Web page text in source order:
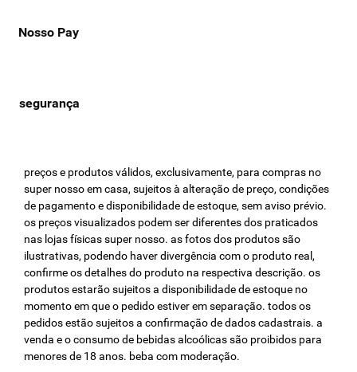
Nosso Pay
preços e produtos válidos, exclusivamente, para compras no
super nosso em casa, sujeitos à alteração de preço, condições
de pagamento e disponibilidade de estoque, sem aviso prévio.
os preços visualizados podem ser diferentes dos praticados
nas lojas físicas super nosso. as fotos dos produtos são
ilustrativas, podendo haver divergência com o produto real,
confirme os detalhes do produto na respectiva descrição. os
produtos estarão sujeitos a disponibilidade de estoque no
momento em que o pedido estiver em separação. todos os
pedidos estão sujeitos a confirmação de dados cadastrais. a
venda e o consumo de bebidas alcoólicas são proibidos para
menores de 18 anos. beba com moderação.